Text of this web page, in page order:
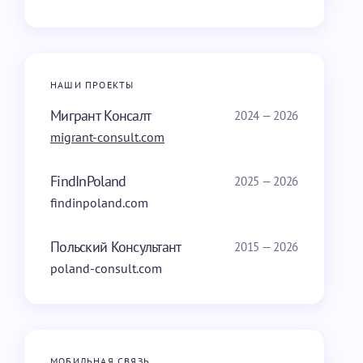
НАШИ ПРОЕКТЫ
Мигрант Консалт 2024 — 2026
migrant-consult.com
FindInPoland 2025 — 2026
findinpoland.com
Польский Консультант 2015 — 2026
poland-consult.com